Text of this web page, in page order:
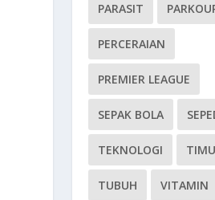
PARASIT
PERCERAIAN
PREMIER LEAGUE
SEPAK BOLA
TEKNOLOGI
TUBUH VITAMIN